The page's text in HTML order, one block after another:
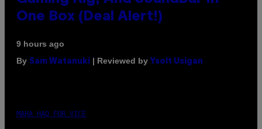
One Box (Deal Alert!)
9 hours ago
By Sam Watanuki | Reviewed by Ysolt Usigan
MAHA HAQ FOR VICE